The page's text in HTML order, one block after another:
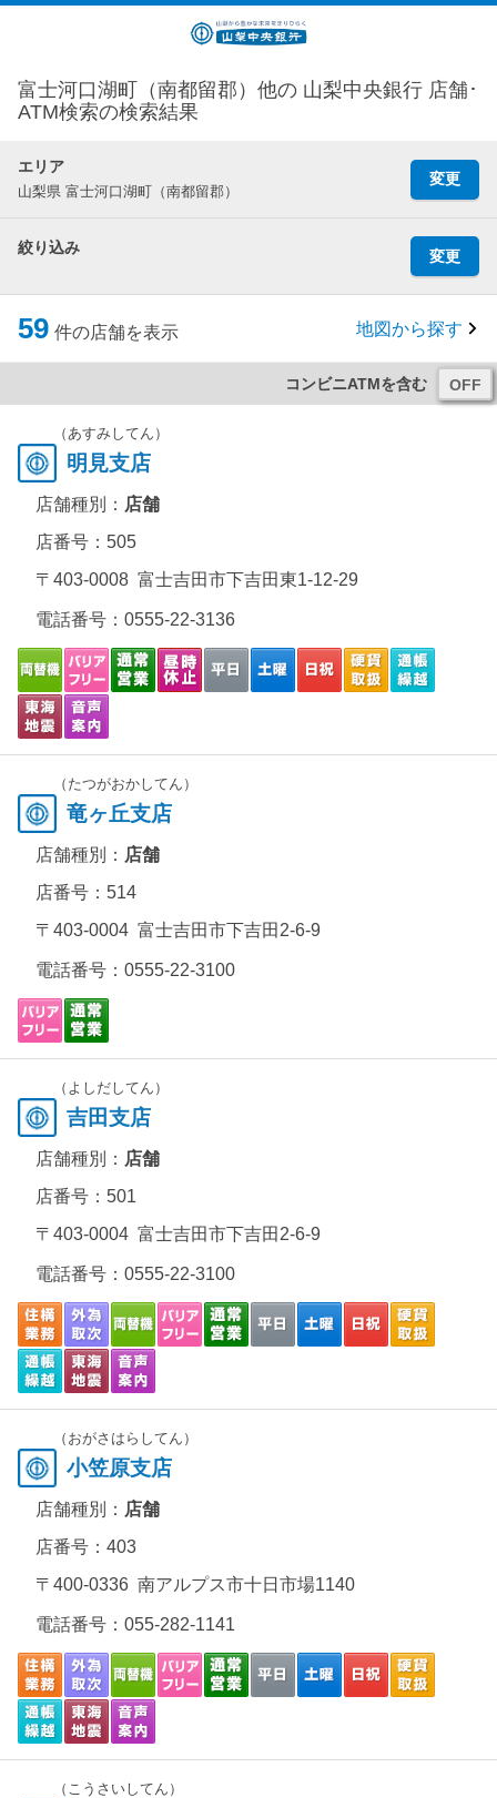
富士河口湖町（南都留郡）他の 山梨中央銀行 店舗･
ATM検索の検索結果
エリア
山梨県 富士河口湖町（南都留郡）
変更
絞り込み 変更
59 件の店舗を表示 地図から探す
コンビニATMを含む
（あすみしてん）
明見支店
店舗種別： 店舗
店番号：505
〒403-0008 富士吉田市下吉田東1-12-29
電話番号： 0555-22-3136
（たつがおかしてん）
竜ヶ丘支店
店舗種別： 店舗
店番号：514
〒403-0004 富士吉田市下吉田2-6-9
電話番号： 0555-22-3100
（よしだしてん）
吉田支店
店舗種別： 店舗
店番号：501
〒403-0004 富士吉田市下吉田2-6-9
電話番号： 0555-22-3100
（おがさはらしてん）
小笠原支店
店舗種別： 店舗
店番号：403
〒400-0336 南アルプス市十日市場1140
電話番号： 055-282-1141
（こうさいしてん）